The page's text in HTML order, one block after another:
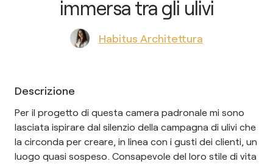
immersa tra gli ulivi
Habitus Architettura
Descrizione
Per il progetto di questa camera padronale mi sono
lasciata ispirare dal silenzio della campagna di ulivi che
la circonda per creare, in linea con i gusti dei clienti, un
luogo quasi sospeso. Consapevole del loro stile di vita